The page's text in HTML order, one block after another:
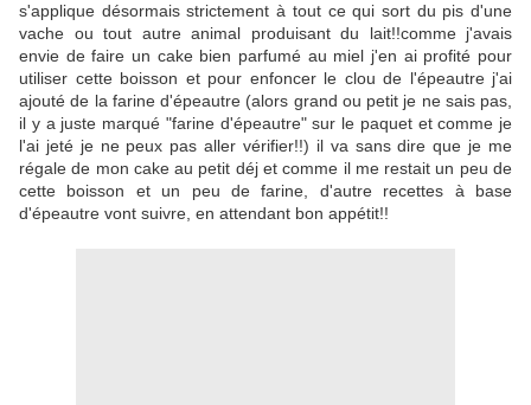
s'applique désormais strictement à tout ce qui sort du pis d'une
vache ou tout autre animal produisant du lait!!comme j'avais
envie de faire un cake bien parfumé au miel j'en ai profité pour
utiliser cette boisson et pour enfoncer le clou de l'épeautre j'ai
ajouté de la farine d'épeautre (alors grand ou petit je ne sais pas,
il y a juste marqué "farine d'épeautre" sur le paquet et comme je
l'ai jeté je ne peux pas aller vérifier!!) il va sans dire que je me
régale de mon cake au petit déj et comme il me restait un peu de
cette boisson et un peu de farine, d'autre recettes à base
d'épeautre vont suivre, en attendant bon appétit!!